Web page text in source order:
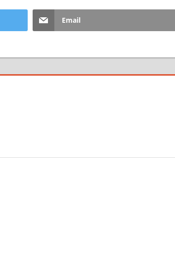
Email